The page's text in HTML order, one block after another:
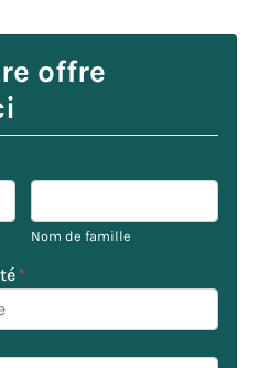
offre
Nom de famille
*